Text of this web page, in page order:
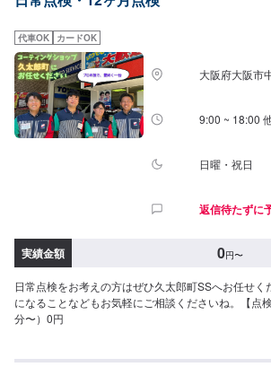
代車OK カードOK
大阪府大阪市
9:00 ~ 18:00
日曜・祝日
返信待たずに
実績金額 0円〜
日常点検をお考えの方はぜひ久太郎町SSへお任せ
になることなどもお気軽にご相談くださいね。【点
分〜）0円